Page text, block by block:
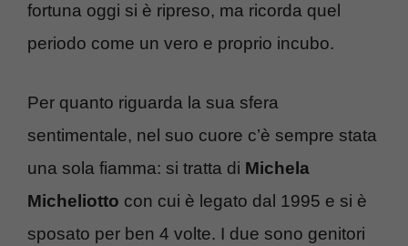
fortuna oggi si è ripreso, ma ricorda quel
periodo come un vero e proprio incubo.
Per quanto riguarda la sua sfera
sentimentale, nel suo cuore c’è sempre stata
una sola fiamma: si tratta di Michela
Micheliotto con cui è legato dal 1995 e si è
sposato per ben 4 volte. I due sono genitori